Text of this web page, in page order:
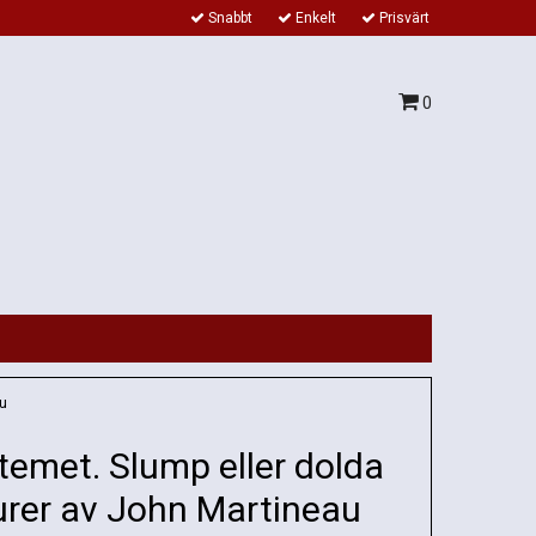
Snabbt Enkelt Prisvärt
0
Slump eller dolda
av John Martineau